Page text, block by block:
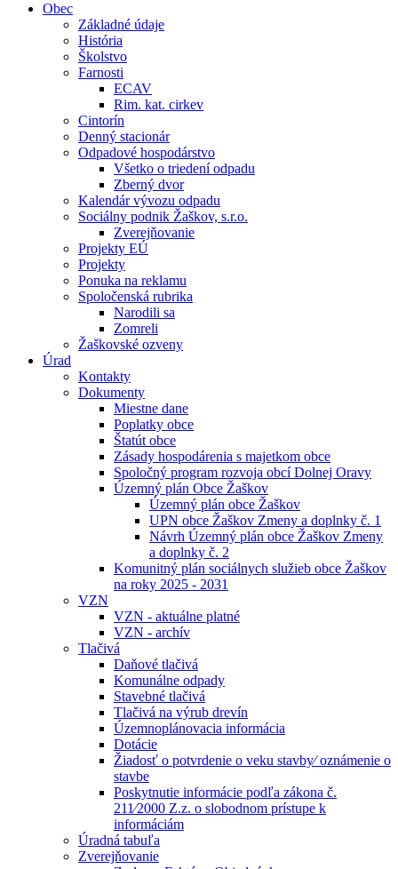
Obec
Základné údaje
História
Školstvo
Farnosti
ECAV
Rim. kat. cirkev
Cintorín
Denný stacionár
Odpadové hospodárstvo
Všetko o triedení odpadu
Zberný dvor
Kalendár vývozu odpadu
Sociálny podnik Žaškov, s.r.o.
Zverejňovanie
Projekty EÚ
Projekty
Ponuka na reklamu
Spoločenská rubrika
Narodili sa
Zomreli
Žaškovské ozveny
Úrad
Kontakty
Dokumenty
Miestne dane
Poplatky obce
Štatút obce
Zásady hospodárenia s majetkom obce
Spoločný program rozvoja obcí Dolnej Oravy
Územný plán Obce Žaškov
Územný plán obce Žaškov
UPN obce Žaškov Zmeny a doplnky č. 1
Návrh Územný plán obce Žaškov Zmeny
a doplnky č. 2
Komunitný plán sociálnych služieb obce Žaškov
na roky 2025 - 2031
VZN
VZN - aktuálne platné
VZN - archív
Tlačivá
Daňové tlačivá
Komunálne odpady
Stavebné tlačivá
Tlačivá na výrub drevín
Územnoplánovacia informácia
Dotácie
Žiadosť o potvrdenie o veku stavby⁄ oznámenie o
stavbe
Poskytnutie informácie podľa zákona č.
211⁄2000 Z.z. o slobodnom prístupe k
informáciám
Úradná tabuľa
Zverejňovanie